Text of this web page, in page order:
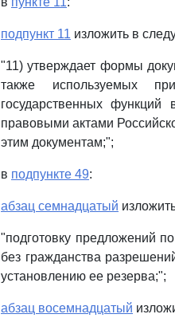
подпункт 11 изложить в
"11) утверждает формы
также используемых
государственных
правовыми актами
этим документам;";
в подпункте 49:
абзац семнадцатый
"подготовку предложений
без гражданства
установлению ее резерва;";
абзац восемнадцатый